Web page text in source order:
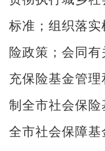
标准；组织落
险政策；会同
充保险基金管
制全市社会保
全市社会保障